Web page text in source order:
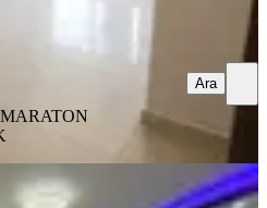
Ara
Kapalı Mutfak Kiralık